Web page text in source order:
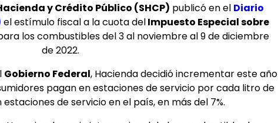
y Crédito Público (SHCP) publicó en el Diario
el estímulo fiscal a la cuota delImpuesto Especial sobre
los combustibles del 3 al noviembre al 9 de diciembre
de 2022.
Gobierno Federal, Hacienda decidió incrementar este año
pagan en estaciones de servicio por cada litro de
de servicio en el país, en más del 7%.